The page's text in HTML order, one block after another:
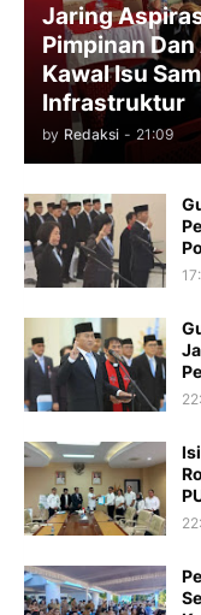
Jaring
Pimpinan
Kawal Isu
Infrastruktur
by Redaksi - 21:09